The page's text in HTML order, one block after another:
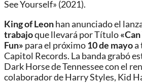
See Yourself» (2021).
King of Leonhan anunciado el
trabajoque llevará por Título
Fun» para el próximo10 de mayoa
Capitol Records. La banda grabó
Dark Horse de Tennessee con el
colaborador de Harry Styles, Kid